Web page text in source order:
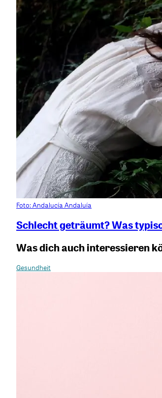
Foto: Andalucía Andaluía
Schlecht geträumt? Was
Was dich auch interessieren
Gesundheit